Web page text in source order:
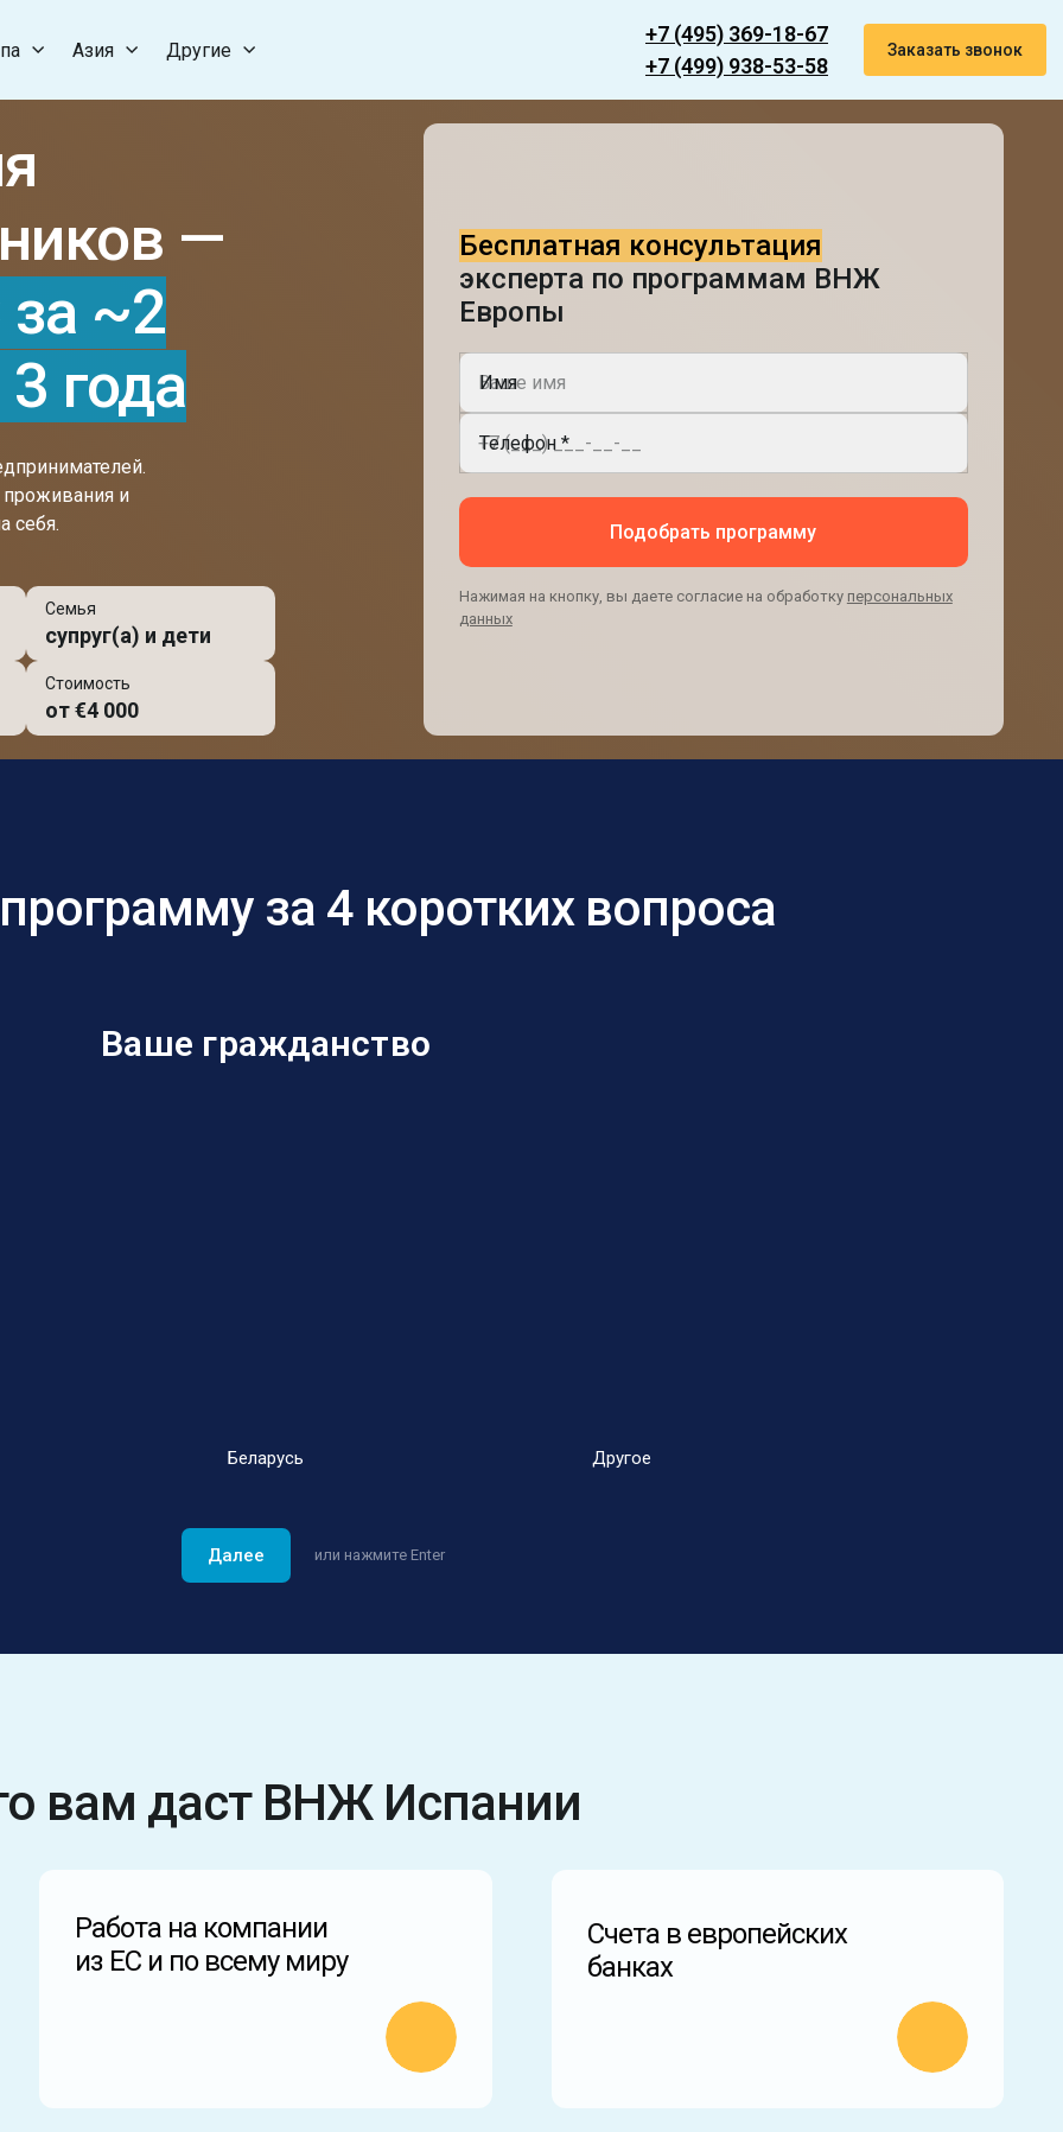
Азия Другие
+7 (495) 369-18-67
+7 (499) 938-53-58
Заказать звонок
—
~2
года
проживания и
себя.
Семья
супруг(а) и дети
Стоимость
от €4 000
Бесплатная консультация
эксперта по программам ВНЖ
Европы
Имя
Телефон *
Подобрать программу
Нажимая на кнопку, вы даете согласие на обработку персональных
данных
за 4 коротких вопроса
Ваше гражданство
Беларусь Другое
Далее или нажмите Enter
вам даст ВНЖ Испании
Работа на компании
из ЕС и по всему миру
Счета в европейских
банках